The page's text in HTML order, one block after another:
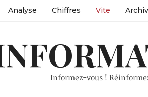
Analyse Chiffres Vite
Informez-vous !